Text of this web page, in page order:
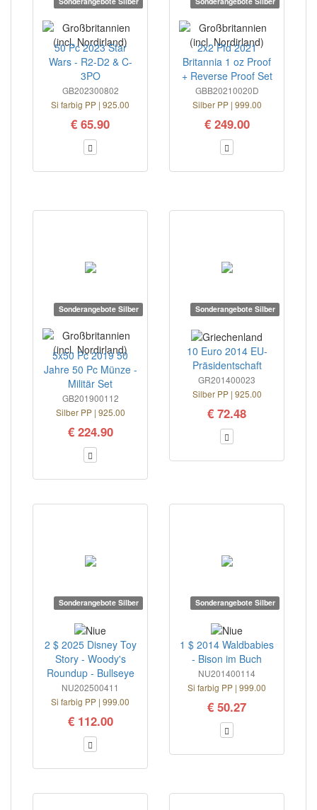
50 Pc 2023 Star
Wars - R2-D2 & C-
3PO
GB202300802
Si farbig PP | 925.00
€ 65.90
2x2 Pfd 2021
Britannia 1 oz Proof
+ Reverse Proof Set
GBB20210020D
Silber PP | 999.00
€ 249.00
Sonderangebote Silber
5x50 Pc 2019 50
Jahre 50 Pc Münze -
Militär Set
GB201900112
Silber PP | 925.00
€ 224.90
Sonderangebote Silber
10 Euro 2014 EU-
Präsidentschaft
GR201400023
Silber PP | 925.00
€ 72.48
Sonderangebote Silber
2 $ 2025 Disney Toy
Story - Woody's
Roundup - Bullseye
NU202500411
Si farbig PP | 999.00
€ 112.00
Sonderangebote Silber
1 $ 2014 Waldbabies
- Bison im Buch
NU201400114
Si farbig PP | 999.00
€ 50.27